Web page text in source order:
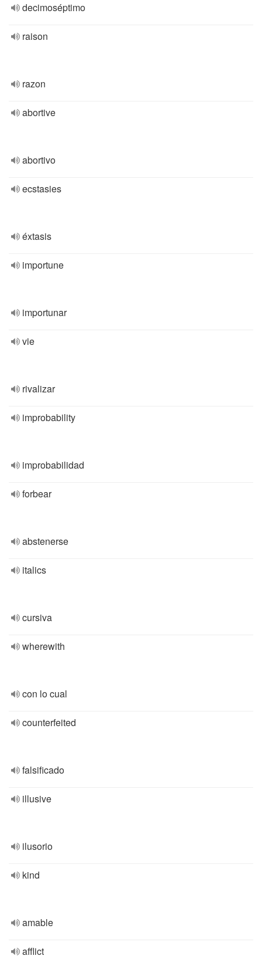
decimoséptimo
raison
razon
abortive
abortivo
ecstasies
éxtasis
importune
importunar
vie
rivalizar
improbability
improbabilidad
forbear
abstenerse
italics
cursiva
wherewith
con lo cual
counterfeited
falsificado
illusive
ilusorio
kind
amable
afflict